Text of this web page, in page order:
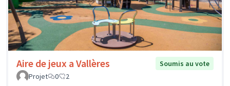
Aire de jeux a Vallères
Soumis au vote
Projet
0 2